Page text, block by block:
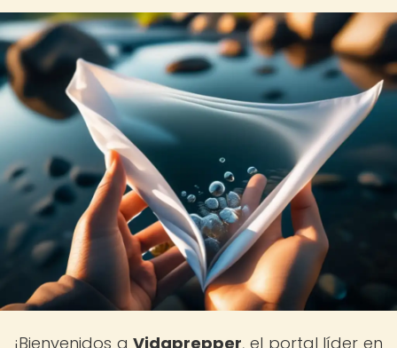
¡Bienvenidos aVidaprepper, el portal líder en